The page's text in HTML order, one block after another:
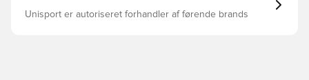
Unisport er autoriseret forhandler af førende brands